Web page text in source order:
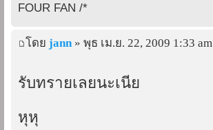
FOUR FAN /*
โดย jann» พุธ เม.ย. 22, 2009 1:33 am
รับทรายเลยนะเนี่ย
หุหุ